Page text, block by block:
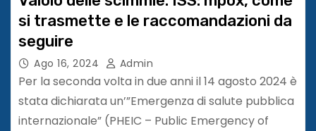
si trasmette e le raccomandazioni da
seguire
Ago 16, 2024 Admin
Per la seconda volta in due anni il 14 agosto 2024 è
stata dichiarata un’”Emergenza di salute pubblica
internazionale” (PHEIC – Public Emergency of